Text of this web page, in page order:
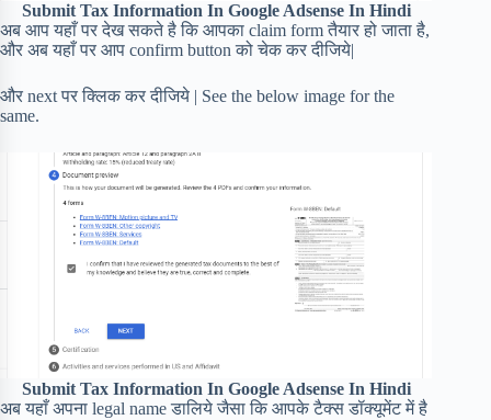
Submit Tax Information In Google Adsense In Hindi
अब आप यहाँ पर देख सकते है कि आपका claim form तैयार हो जाता है,
और अब यहाँ पर आप confirm button को चेक कर दीजिये|
और next पर क्लिक कर दीजिये | See the below image for the
same.
Submit Tax Information In Google Adsense In Hindi
अब यहाँ अपना legal name डालिये जैसा कि आपके टैक्स डॉक्यूमेंट में है